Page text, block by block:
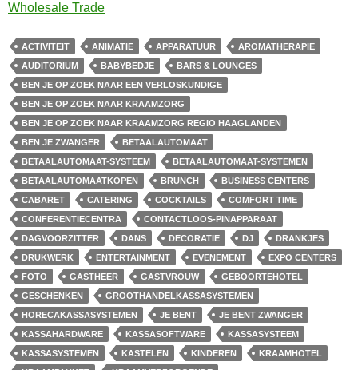
Wholesale Trade
ACTIVITEIT ANIMATIE APPARATUUR
AROMATHERAPIE
AUDITORIUM
BABYBEDJE
BARS & LOUNGES
BEN JE OP ZOEK NAAR EEN VERLOSKUNDIGE
BEN JE OP ZOEK NAAR KRAAMZORG
BEN JE OP ZOEK NAAR KRAAMZORG REGIO HAAGLANDEN
BEN JE ZWANGER
BETAALAUTOMAAT
BETAALAUTOMAAT-SYSTEEM
BETAALAUTOMAAT-SYSTEMEN
BETAALAUTOMAATKOPEN
BRUNCH
BUSINESS CENTERS
CABARET
CATERING COCKTAILS
COMFORT TIME
CONFERENTIECENTRA
CONTACTLOOS-PINAPPARAAT
DAGVOORZITTER
DANS DECORATIE DJ
DRANKJES
DRUKWERK
ENTERTAINMENT EVENEMENT
EXPO CENTERS
FOTO
GASTHEER GASTVROUW
GEBOORTEHOTEL
GESCHENKEN
GROOTHANDELKASSASYSTEMEN
HORECAKASSASYSTEMEN
JE BENT
JE BENT ZWANGER
KASSAHARDWARE
KASSASOFTWARE
KASSASYSTEEM
KASSASYSTEMEN
KASTELEN KINDEREN
KRAAMHOTEL